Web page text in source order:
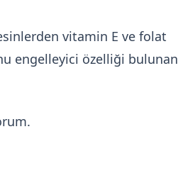
vitamin E ve folat
engelleyici özelliği bulunan